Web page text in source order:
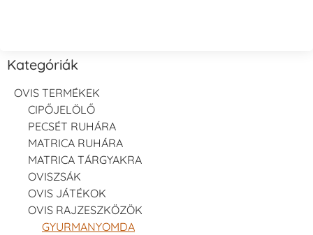
Kategóriák
OVIS TERMÉKEK
CIPŐJELÖLŐ
PECSÉT RUHÁRA
MATRICA RUHÁRA
MATRICA TÁRGYAKRA
OVISZSÁK
OVIS JÁTÉKOK
OVIS RAJZESZKÖZÖK
GYURMANYOMDA